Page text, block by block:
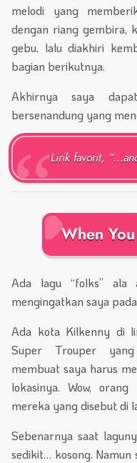
melodi yang
dengan riang gembira,
gebu, lalu diakhiri
bagian berikutnya.
Akhirnya saya
bersenandung yang
Lirik favorit,
When
Ada lagu “folks” ala
mengingatkan saya
Ada kota Kilkenny di
Super Trouper
membuat saya harus
lokasinya. Wow,
mereka yang disebut di
Sebenarnya saat
sedikit… kosong. Namun